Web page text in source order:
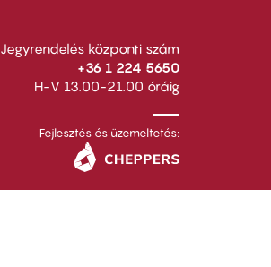
Jegyrendelés központi szám
+36 1 224 5650
H-V 13.00-21.00 óráig
Fejlesztés és üzemeltetés: